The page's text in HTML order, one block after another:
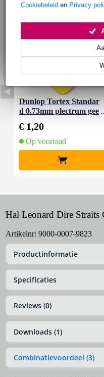
Cookiebeleid en Privacy
Dunlop Tortex Standar
d 0.73mm plectrum gee
€ 1,20
Op voorraad
+
Hal Leonard Dire
Artikelnr: 9000-0007-9823
Productinformatie
Specificaties
Reviews (0)
Downloads (1)
Combinatievoordeel (3)